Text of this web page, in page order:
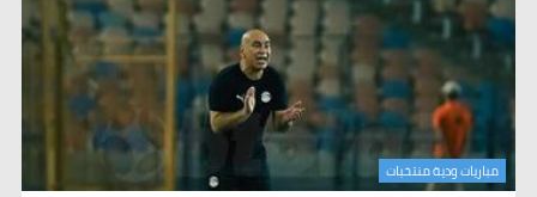
مباريات ودية منتخبات